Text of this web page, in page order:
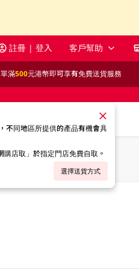
註冊 | 登入 客戶幫助
滿500元港幣即可享有免費送貨服務
不同地區所提供的產品有機會具
店取」於指定門店免費自取。
選擇送貨方式